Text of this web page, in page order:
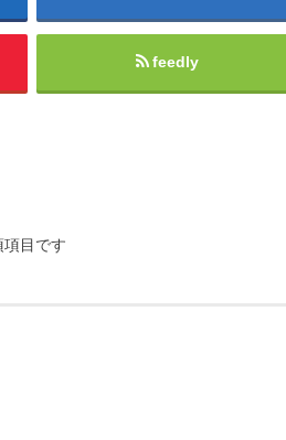
feedly
目です